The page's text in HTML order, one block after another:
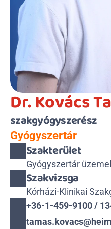
Dr. Kovács
szakgyógyszerész
Gyógyszertár
Szakterület
Gyógyszertár
Szakvizsga
Kórházi-Klinikai
+36-1-459-9100 /